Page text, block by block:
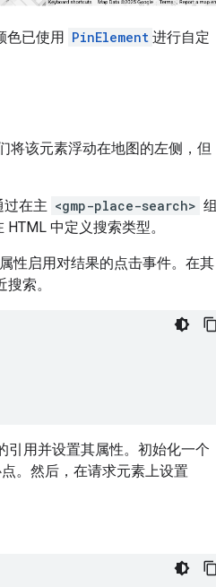
色已使用 PinElement 进行自定
将该元素浮动在地图的左侧，但
过在主 <gmp-place-search> 组
HTML 中定义搜索类型。
属性启用对结果的点击事件。在其
索。
引用并设置其属性。初始化一个
。然后，在请求元素上设置